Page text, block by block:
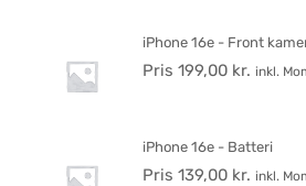
iPhone 16e - Front
Pris 199,00 kr. inkl.
iPhone 16e - Batteri
Pris 139,00 kr. inkl.